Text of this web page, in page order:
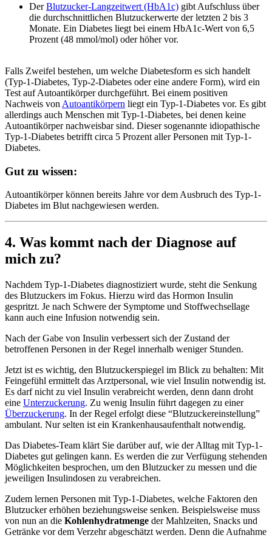
DerBlutzucker-Langzeitwert (HbA1c) gibt Aufschluss über
die durchschnittlichen Blutzuckerwerte der letzten 2 bis 3
Monate. Ein Diabetes liegt bei einem HbA1c-Wert von 6,5
Prozent (48 mmol/mol) oder höher vor.
Falls Zweifel bestehen, um welche Diabetesform es sich handelt
(Typ-1-Diabetes, Typ-2-Diabetes oder eine andere Form), wird ein
Test auf Autoantikörper durchgeführt. Bei einem positiven
Nachweis von Autoantikörpern liegt ein Typ-1-Diabetes vor. Es gibt
allerdings auch Menschen mit Typ-1-Diabetes, bei denen keine
Autoantikörper nachweisbar sind. Dieser sogenannte idiopathische
Typ-1-Diabetes betrifft circa 5 Prozent aller Personen mit Typ-1-
Diabetes.
Gut zu wissen:
Autoantikörper können bereits Jahre vor dem Ausbruch des Typ-1-
Diabetes im Blut nachgewiesen werden.
4. Was kommt nach der Diagnose auf
mich zu?
Nachdem Typ-1-Diabetes diagnostiziert wurde, steht die Senkung
des Blutzuckers im Fokus. Hierzu wird das Hormon Insulin
gespritzt. Je nach Schwere der Symptome und Stoffwechsellage
kann auch eine Infusion notwendig sein.
Nach der Gabe von Insulin verbessert sich der Zustand der
betroffenen Personen in der Regel innerhalb weniger Stunden.
Jetzt ist es wichtig, den Blutzuckerspiegel im Blick zu behalten: Mit
Feingefühl ermittelt das Arztpersonal, wie viel Insulin notwendig ist.
Es darf nicht zu viel Insulin verabreicht werden, denn dann droht
eine Unterzuckerung. Zu wenig Insulin führt dagegen zu einer
Überzuckerung. In der Regel erfolgt diese “Blutzuckereinstellung”
ambulant. Nur selten ist ein Krankenhausaufenthalt notwendig.
Das Diabetes-Team klärt Sie darüber auf, wie der Alltag mit Typ-1-
Diabetes gut gelingen kann. Es werden die zur Verfügung stehenden
Möglichkeiten besprochen, um den Blutzucker zu messen und die
jeweiligen Insulindosen zu verabreichen.
Zudem lernen Personen mit Typ-1-Diabetes, welche Faktoren den
Blutzucker erhöhen beziehungsweise senken. Beispielsweise muss
von nun an die Kohlenhydratmenge der Mahlzeiten, Snacks und
Getränke vor dem Verzehr abgeschätzt werden. Denn die Aufnahme